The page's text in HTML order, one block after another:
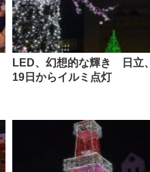
LED、幻想的な輝き 日立、
19日からイルミ点灯